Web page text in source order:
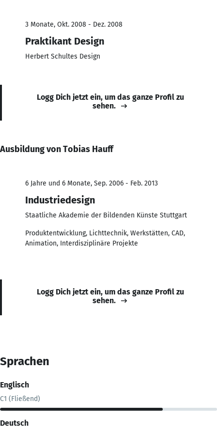
3 Monate, Okt. 2008 - Dez. 2008
Praktikant Design
Herbert Schultes Design
Logg Dich jetzt ein, um das ganze Profil zu
sehen.
Ausbildung von Tobias Hauff
6 Jahre und 6 Monate, Sep. 2006 - Feb. 2013
Industriedesign
Staatliche Akademie der Bildenden Künste Stuttgart
Produktentwicklung, Lichttechnik, Werkstätten, CAD,
Animation, Interdisziplinäre Projekte
Logg Dich jetzt ein, um das ganze Profil zu
sehen.
Sprachen
Englisch
C1 (Fließend)
Deutsch